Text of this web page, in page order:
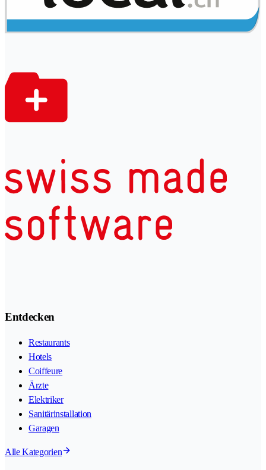
Entdecken
Restaurants
Hotels
Coiffeure
Ärzte
Elektriker
Sanitärinstallation
Garagen
Alle Kategorien